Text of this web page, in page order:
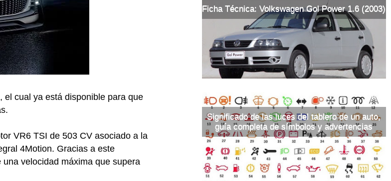
el cual ya está disponible para que
VR6 TSI de 503 CV asociado a la
4Motion. Gracias a este
velocidad máxima que supera
Ficha Técnica: Volkswagen Gol Power 1.6 (2003)
Significado de las luces del tablero de un auto,
guía completa de símbolos y advertencias